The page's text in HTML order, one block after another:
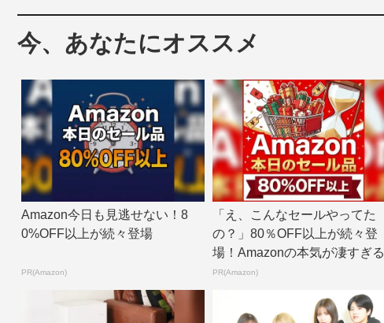
今、あなたにオススメ
Amazon今日も見逃せない！8
0%OFF以上が続々登場
PR(Amazon)
「え、こんなセールやってた
の？」80％OFF以上が続々登
場！Amazonの本気が凄すぎる
PR(Amazon)